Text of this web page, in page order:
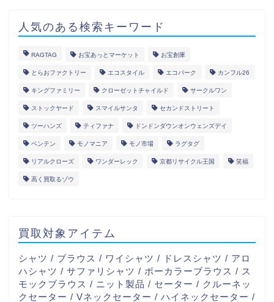
人気のある検索キーワード
RAGTAG お宝あっとマーケット お宝創庫
とらおファクトリー エコスタイル エコパーク カンフル26
キングファミリー クローゼットチャイルド サークルワン
ストックヤード スマイルサンタ セカンドストリート
ツーハンズ ティファナ ドンドンダウンオンウェンズデイ
ベンテン モノマニア モノ市場 ラグタグ
リアルクローズ ワンダーレック 京都リサイクル王国 笑福
高く買取るゾウ
買取対象アイテム
シャツ / ブラウス / ワイシャツ / ドレスシャツ / アロ
ハシャツ / サファリシャツ / ボーカラーブラウス / ス
モックブラウス / ニット製品 / セーター / クルーネッ
クセーター / Vネックセーター / ハイネックセーター /